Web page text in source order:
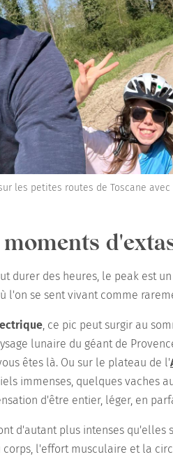
les petites routes de Toscane avec
moments
durer des heures, le peak est
l'on se sent vivant comme
, ce pic peut surgir au
lunaire du géant de
êtes là. Ou sur le plateau de l'
immenses, quelques vaches
d'être entier, léger, en
d'autant plus intenses
corps, l'effort musculaire et la